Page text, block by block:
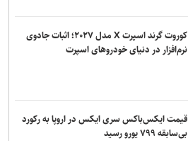
کوروت گرند اسپرت X مدل ۲۰۲۷؛ اثبات جادوی
نرم‌افزار در دنیای خودروهای اسپرت
قیمت ایکس‌باکس سری ایکس در اروپا به رکورد
بی‌سابقه ۷۹۹ یورو رسید